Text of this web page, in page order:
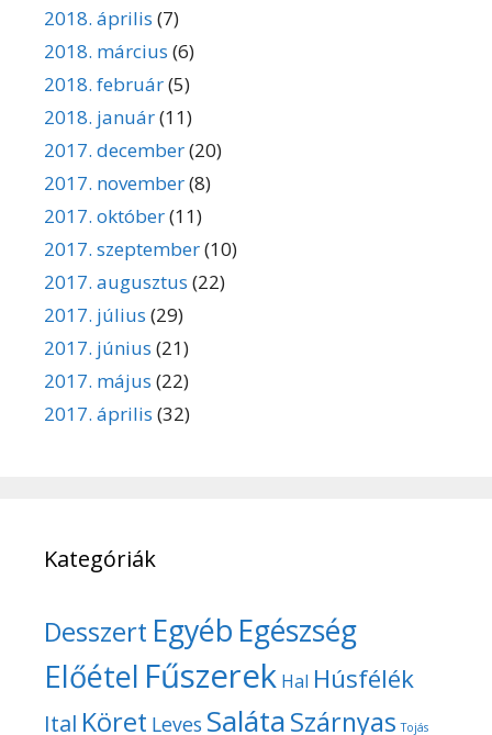
2018. április (7)
2018. március (6)
2018. február(5)
2018. január(11)
2017. december(20)
2017. november(8)
2017. október(11)
2017. szeptember(10)
2017. augusztus (22)
2017. július (29)
2017. június (21)
2017. május (22)
2017. április (32)
Kategóriák
Desszert Egyéb Egészség
Előétel Fűszerek Hal Húsfélék
Ital Köret Leves SalátaSzárnyas Tojás